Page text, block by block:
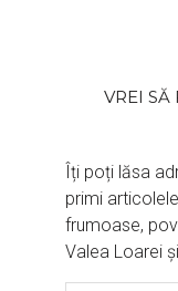
VREI
Îți poți lăsa
primi
frumoase,
Valea Loarei